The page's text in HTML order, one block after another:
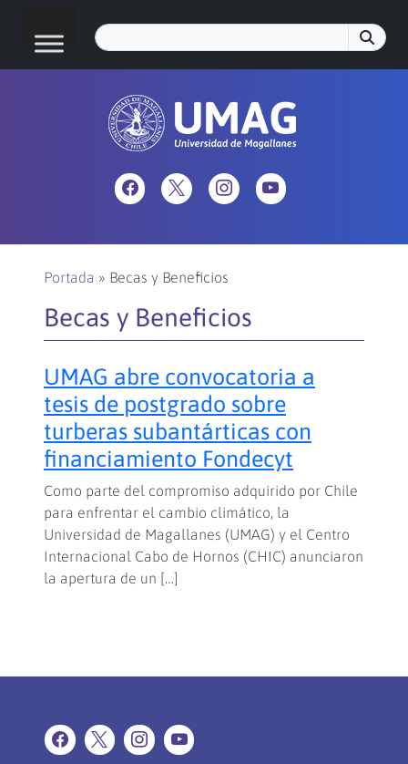
Portada » Becas y Beneficios
Becas y Beneficios
UMAG abre convocatoria a
tesis de postgrado sobre
turberas subantárticas con
financiamiento Fondecyt
Como parte del compromiso adquirido por Chile
para enfrentar el cambio climático, la
Universidad de Magallanes (UMAG) y el Centro
Internacional Cabo de Hornos (CHIC) anunciaron
la apertura de un […]